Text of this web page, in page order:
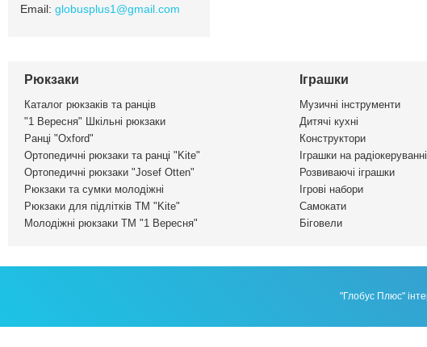
globusplus1@gmail.com
Рюкзаки
Каталог рюкзаків та ранців
"1 Вересня" Шкільні рюкзаки
Ранці "Oxford"
Ортопедичні рюкзаки та ранці "Kite"
Ортопедичні рюкзаки "Josef Otten"
Рюкзаки та сумки молодіжні
Рюкзаки для підлітків ТМ "Kite"
Молодіжні рюкзаки ТМ "1 Вересня"
Іграшки
Музичні інструменти
Дитячі кухні
Конструктори
Іграшки на радіокеруванні
Розвиваючі іграшки
Ігрові набори
Самокати
Біговели